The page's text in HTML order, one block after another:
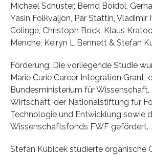
Michael Schuster, Bernd Boidol,
Yasin Folkvaljon, Pär Stattin, Vladimir
Colinge, Christoph Bock, Klaus
Menche, Keiryn L Bennett & Stefan
Förderung: Die vorliegende Studie
Marie Curie Career Integration Grant,
Bundesministerium für
Wirtschaft, der Nationalstiftung für
Technologie und Entwicklung sowie
Wissenschaftsfonds FWF gefördert.
Stefan Kubicek studierte organische